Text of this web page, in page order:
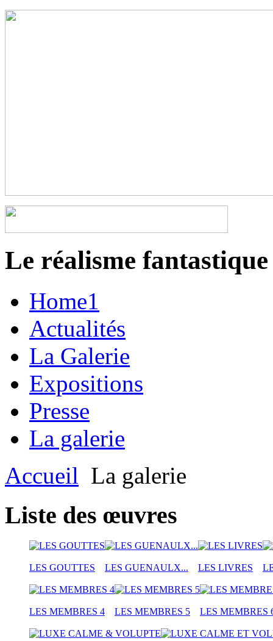
Le réalisme fantastique
Home1
Actualités
La Galerie
Expositions
Presse
La galerie
Accueil La galerie
Liste des œuvres
LES GOUTTES LES GUENAULX... LES LIVRES
LES MEMBRES 4 LES MEMBRES 5 LES MEMBRES